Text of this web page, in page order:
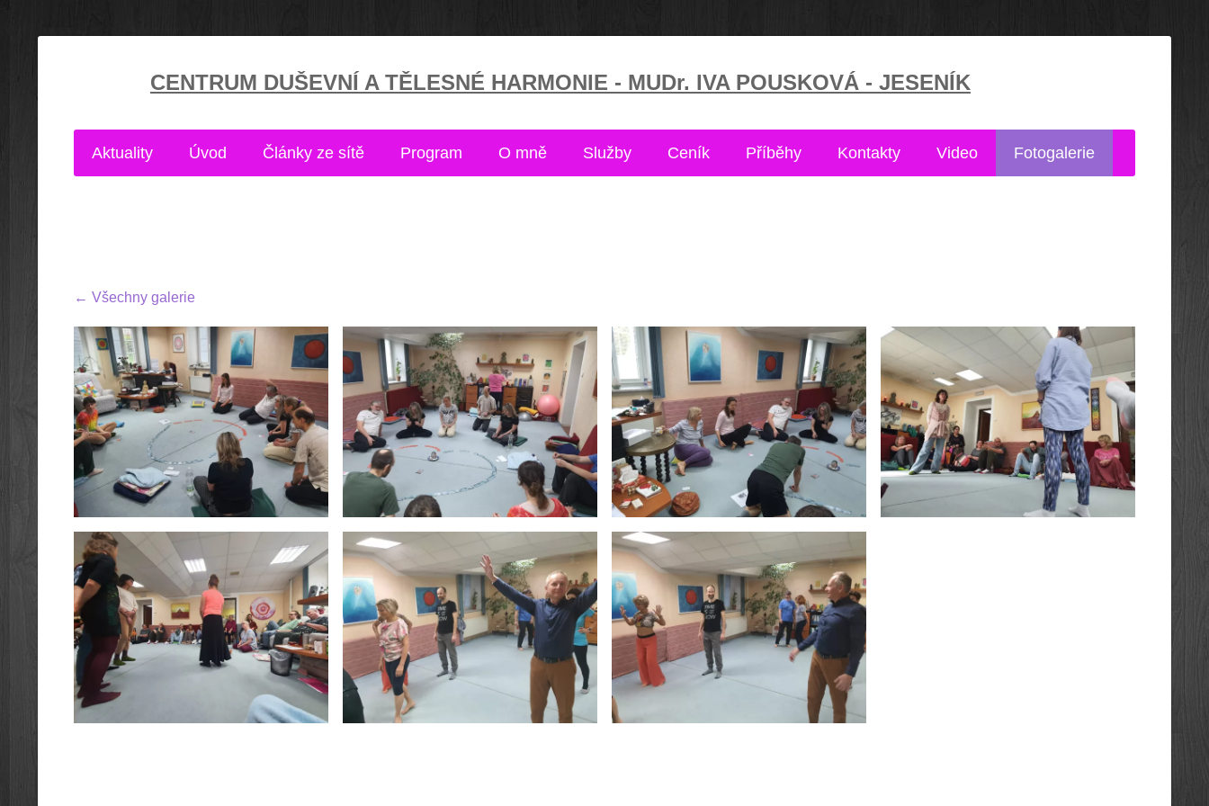
CENTRUM DUŠEVNÍ A TĚLESNÉ HARMONIE - MUDr. IVA POUSKOVÁ - JESENÍK
Aktuality Úvod Články ze sítě Program O mně Služby Ceník Příběhy Kontakty Video Fotogalerie
Všechny galerie